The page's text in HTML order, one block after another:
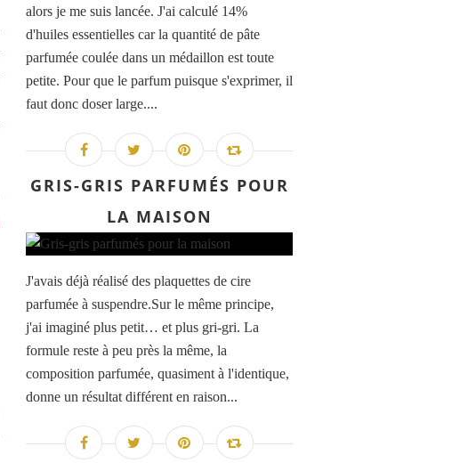
alors je me suis lancée. J'ai calculé 14%
d'huiles essentielles car la quantité de pâte
parfumée coulée dans un médaillon est toute
petite. Pour que le parfum puisque s'exprimer, il
faut donc doser large....
GRIS-GRIS PARFUMÉS POUR
LA MAISON
J'avais déjà réalisé des plaquettes de cire
parfumée à suspendre.Sur le même principe,
j'ai imaginé plus petit… et plus gri-gri. La
formule reste à peu près la même, la
composition parfumée, quasiment à l'identique,
donne un résultat différent en raison...